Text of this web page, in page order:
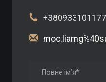
+380933101177